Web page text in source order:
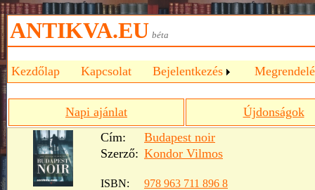
ANTIKVA.EU béta
Kezdőlap Kapcsolat Bejelentkezés
Napi ajánlat
Újdonságok
Cím:
Budapest noir
Szerző: Kondor Vilmos
ISBN: 978 963 711 896 8